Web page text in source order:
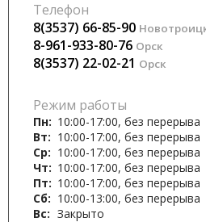
Телефон
8(3537) 66-85-90
8-961-933-80-76 Орск
8(3537) 22-02-21 Орск
Режим работы
Пн: 10:00-17:00, без перерыва
Вт: 10:00-17:00, без перерыва
Ср: 10:00-17:00, без перерыва
Чт: 10:00-17:00, без перерыва
Пт: 10:00-17:00, без перерыва
Сб: 10:00-13:00, без перерыва
Вс: Закрыто